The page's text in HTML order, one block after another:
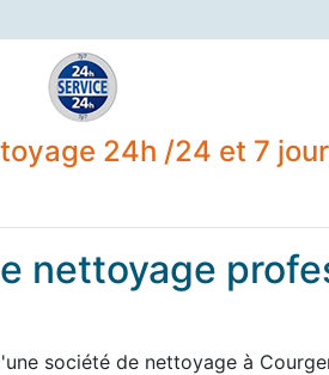
24h /24 et 7
nettoyage
société de nettoyage à